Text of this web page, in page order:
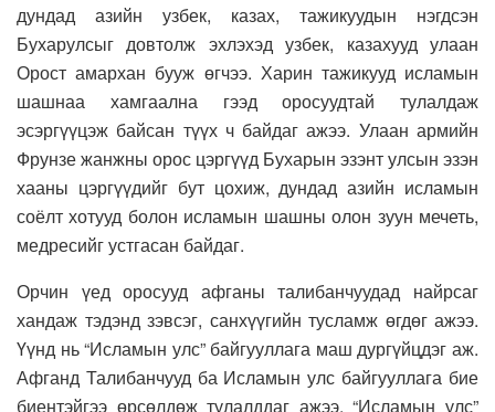
дундад азийн узбек, казах, тажикуудын нэгдсэн
Бухарулсыг довтолж эхлэхэд узбек, казахууд улаан
Орост амархан бууж өгчээ. Харин тажикууд исламын
шашнаа хамгаална гээд оросуудтай тулалдаж
эсэргүүцэж байсан түүх ч байдаг ажээ. Улаан армийн
Фрунзе жанжны орос цэргүүд Бухарын эзэнт улсын эзэн
хааны цэргүүдийг бут цохиж, дундад азийн исламын
соёлт хотууд болон исламын шашны олон зуун мечеть,
медресийг устгасан байдаг.
Орчин үед оросууд афганы талибанчуудад найрсаг
хандаж тэдэнд зэвсэг, санхүүгийн тусламж өгдөг ажээ.
Үүнд нь “Исламын улс” байгууллага маш дургүйцдэг аж.
Афганд Талибанчууд ба Исламын улс байгууллага бие
биентэйгээ өрсөлдөж тулалддаг ажээ. “Исламын улс”